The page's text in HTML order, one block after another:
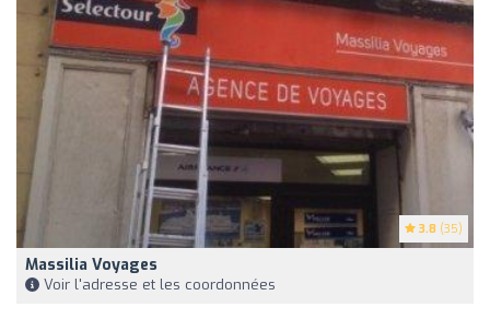
3.8 (35)
Massilia Voyages
Voir l'adresse et les coordonnées